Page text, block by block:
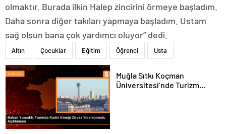
olmaktır. Burada ilkin Halep zincirini örmeye başladım.
Daha sonra diğer takıları yapmaya başladım. Ustam
sağ olsun bana çok yardımcı oluyor” dedi.
Altın Çocuklar Eğitim Öğrenci Usta
Muğla Sıtkı Koçman
Üniversitesi’nde Turizm